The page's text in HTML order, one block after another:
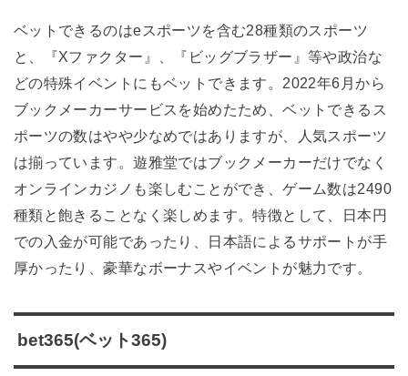
ベットできるのはeスポーツを含む28種類のスポーツ
と、『Xファクター』、『ビッグブラザー』等や政治な
どの特殊イベントにもベットできます。2022年6月から
ブックメーカーサービスを始めたため、ベットできるス
ポーツの数はやや少なめではありますが、人気スポーツ
は揃っています。遊雅堂ではブックメーカーだけでなく
オンラインカジノも楽しむことができ、ゲーム数は2490
種類と飽きることなく楽しめます。特徴として、日本円
での入金が可能であったり、日本語によるサポートが手
厚かったり、豪華なボーナスやイベントが魅力です。
bet365(ベット365)